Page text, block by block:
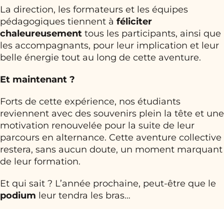
La direction, les formateurs et les équipes
pédagogiques tiennent à féliciter
chaleureusement tous les participants, ainsi que
les accompagnants, pour leur implication et leur
belle énergie tout au long de cette aventure.
Et maintenant ?
Forts de cette expérience, nos étudiants
reviennent avec des souvenirs plein la tête et une
motivation renouvelée pour la suite de leur
parcours en alternance. Cette aventure collective
restera, sans aucun doute, un moment marquant
de leur formation.
Et qui sait ? L’année prochaine, peut-être que le
podium leur tendra les bras…